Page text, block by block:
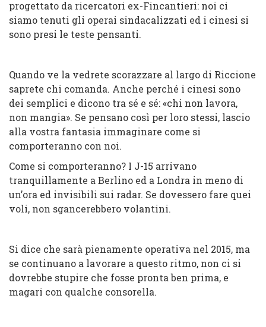
progettato da ricercatori ex-Fincantieri: noi ci
siamo tenuti gli operai sindacalizzati ed i cinesi si
sono presi le teste pensanti.
Quando ve la vedrete scorazzare al largo di Riccione
saprete chi comanda. Anche perché i cinesi sono
dei semplici e dicono tra sé e sé: «chi non lavora,
non mangia». Se pensano così per loro stessi, lascio
alla vostra fantasia immaginare come si
comporteranno con noi.
Come si comporteranno? I J-15 arrivano
tranquillamente a Berlino ed a Londra in meno di
un’ora ed invisibili sui radar. Se dovessero fare quei
voli, non sgancerebbero volantini.
Si dice che sarà pienamente operativa nel 2015, ma
se continuano a lavorare a questo ritmo, non ci si
dovrebbe stupire che fosse pronta ben prima, e
magari con qualche consorella.